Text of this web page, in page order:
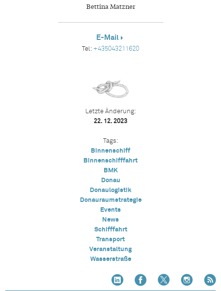
Bettina Matzner
E-Mail
Tel: +435043211620
Letzte Änderung:
22. 12. 2023
Tags:
Binnenschiff
Binnenschifffahrt
BMK
Donau
Donaulogistik
Donauraumstrategie
Events
News
Schifffahrt
Transport
Veranstaltung
Wasserstraße